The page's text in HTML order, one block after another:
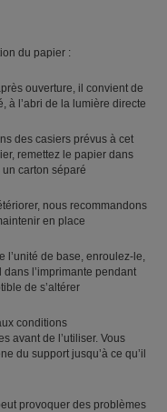
du papier :
ouverture, il convient de
à l’abri de la lumière directe
des casiers prévus à cet
remettez le papier dans
carton séparé
nous recommandons
en place
de base, enroulez-le,
l’imprimante pendant
de s’altérer
conditions
avant de l’utiliser. Vous
du support jusqu’à ce qu’il
provoquer des problèmes